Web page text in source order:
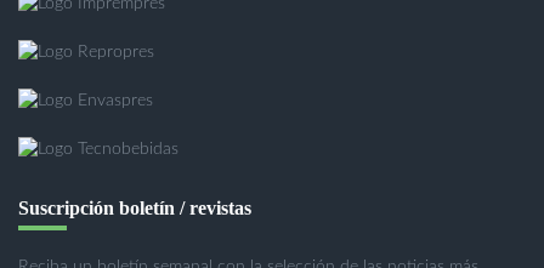
Suscripción boletín / revistas